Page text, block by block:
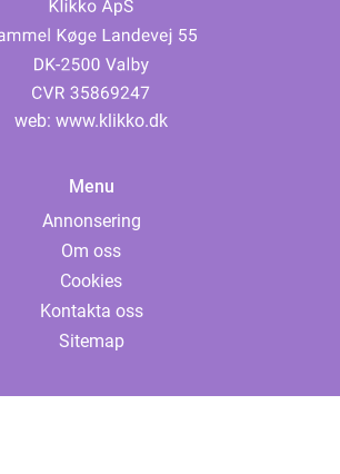
web: www.klikko.dk
Menu
Annonsering
Om oss
Cookies
Kontakta oss
Sitemap